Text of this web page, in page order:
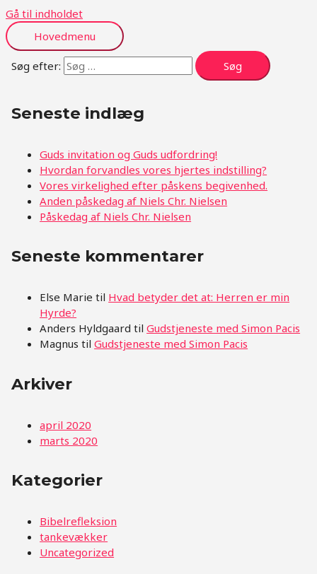
Gå til indholdet
Hovedmenu
Søg efter:
Seneste indlæg
Guds invitation og Guds udfordring!
Hvordan forvandles vores hjertes indstilling?
Vores virkelighed efter påskens begivenhed.
Anden påskedag af Niels Chr. Nielsen
Påskedag af Niels Chr. Nielsen
Seneste kommentarer
Else Marie til Hvad betyder det at: Herren er min
Hyrde?
Anders Hyldgaard tilGudstjeneste med Simon Pacis
Magnus tilGudstjeneste med Simon Pacis
Arkiver
april 2020
marts 2020
Kategorier
Bibelrefleksion
tankevækker
Uncategorized